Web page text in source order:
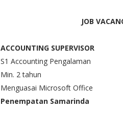
JOB
ACCOUNTING SUPERVISOR
S1 Accounting Pengalaman
Min. 2 tahun
Menguasai Microsoft Office
Penempatan Samarinda